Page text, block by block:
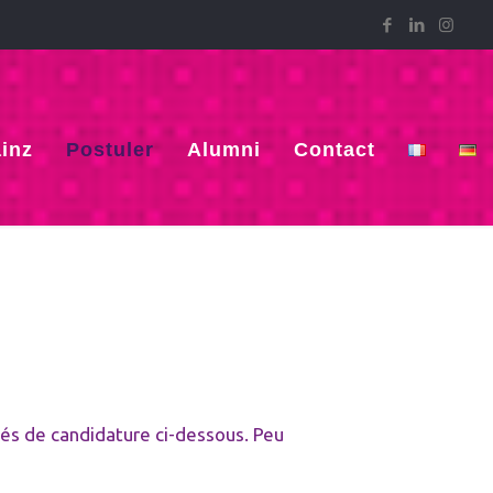
Postuler Alumni Contact
de candidature ci-dessous. Peu